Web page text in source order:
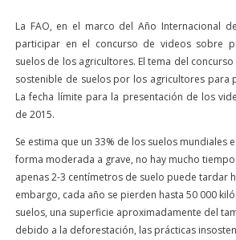
La FAO, en el marco del Año Internacional
participar en el concurso de videos sobre
suelos de los agricultores. El tema del
sostenible de suelos por los agricultores para
La fecha límite para la presentación de los
de 2015.
Se estima que un 33% de los suelos mundiales
forma moderada a grave, no hay mucho
apenas 2-3 centímetros de suelo puede tardar
embargo, cada año se pierden hasta 50 000
suelos, una superficie aproximadamente del
debido a la deforestación, las prácticas